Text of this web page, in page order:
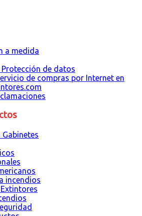
a medida
de datos
de compras por Internet en
incendios